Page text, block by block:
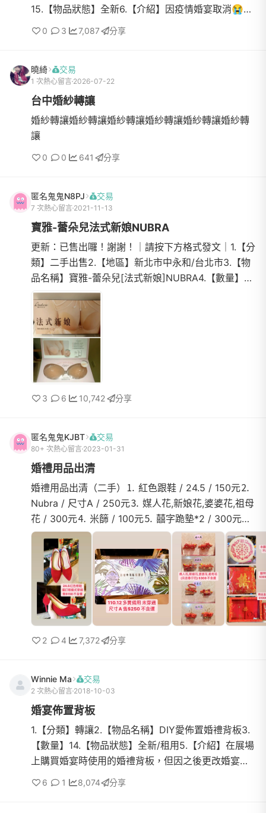
15.【物品狀態】全新6.【介紹】因疫情婚宴取消😭忍
痛轉讓出售 （日期：6/11午宴，可保留一年）
Hollywoodair噴槍底...
0 3 7,087 分享
曉綺 交易
1 次熱心留言 2026-07-22
台中婚紗轉讓
婚紗轉讓婚紗轉讓婚紗轉讓婚紗轉讓婚紗轉讓婚紗轉
讓
0 0 641 分享
匿名鬼鬼N8PJ 交易
7 次熱心留言 2021-11-13
寶雅-蕾朵兒法式新娘NUBRA
更新：已售出囉！謝謝！｜請按下方格式發文｜1.【分
類】二手出售2.【地區】新北市中永和/台北市3.【物
品名稱】寶雅-蕾朵兒[法式新娘]NUBRA4.【數量】一
5.【物品狀態】•寶雅-法式新娘NUBRA：二手，僅拍
照當天使用一次...
3 6 10,742 分享
匿名鬼鬼KJBT 交易
80+ 次熱心留言 2023-01-31
婚禮用品出清
婚禮用品出清（二手）⒈ 紅色跟鞋 / 24.5 / 150元⒉
Nubra / 尺寸A / 250元⒊ 媒人花,新娘花,婆婆花,祖母
花 / 300元⒋ 米篩 / 100元⒌ 囍字跪墊*2 / 300元⒍
聘金盒(大+小) / 1000元⒎茶盤*2+囍字茶杯*6 /
1200元⒏ 高腳椅+...
2 4 7,372 分享
Winnie Ma 交易
2 次熱心留言 2018-10-03
婚宴佈置背板
1.【分類】轉讓2.【物品名稱】DIY愛佈置婚禮背板3.
【數量】14.【物品狀態】全新/租用5.【介紹】在展場
上購買婚宴時使用的婚禮背板，但因之後更改婚宴飯
店，所以不需要了，故想轉讓給他人使用可至DIY愛佈
6 1 8,074 分享